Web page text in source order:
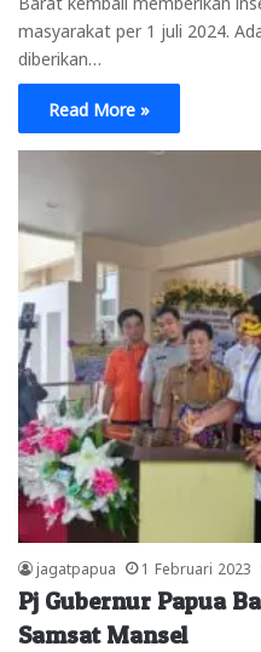
masyarakat per 1 juli 2024.
diberikan…
Read More »
jagatpapua 1 Februari 2023
Pj Gubernur Papua
Samsat Mansel